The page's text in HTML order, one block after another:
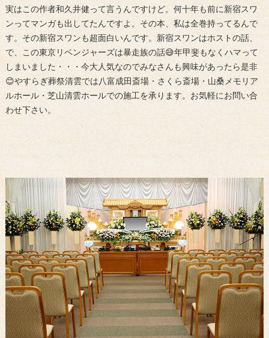
実はこの作者和久井健って言うんですけど。何十年も前に新宿スワ
ンってマンガも出してたんですよ。その本、私は全巻持ってるんで
す。その新宿スワンも超面白いんです。新宿スワンはホストの話、
で、この東京リベンジャーズは暴走族の話😅年甲斐もなくハマって
しまいました・・・今大人気なのでみなさんも興味があったら是非
😊やすらぎ葬祭清雲では八富成田斎場・さくら斎場・山桑メモリア
ルホール・芝山清雲ホールでの施工を承ります。お気軽にお問い合
わせ下さい。